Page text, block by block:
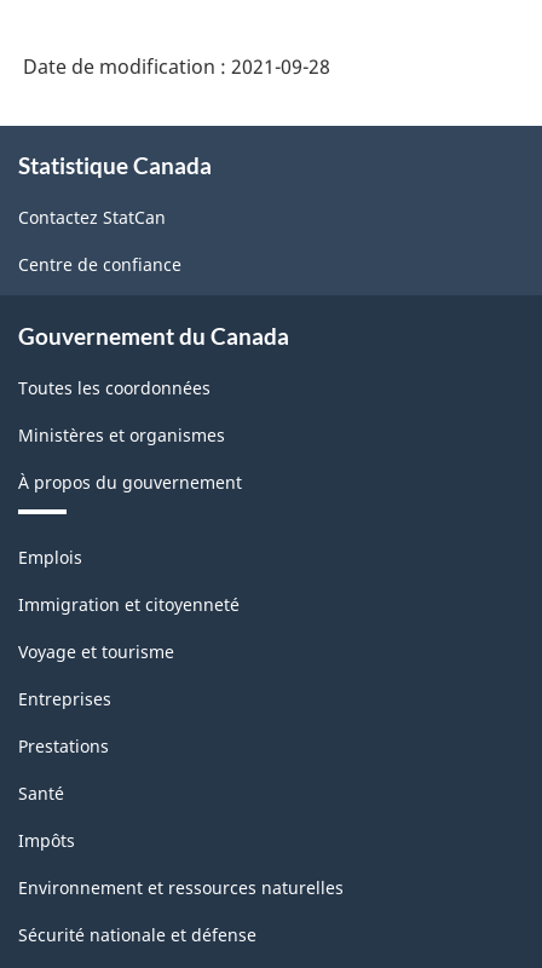
Date de modification : 2021-09-28
propos
ce
site
Statistique Canada
Contactez StatCan
Centre de confiance
Gouvernement du Canada
Toutes les coordonnées
Ministères et organismes
À propos du gouvernement
Thèmes
sujets
Emplois
Immigration et citoyenneté
Voyage et tourisme
Entreprises
Prestations
Santé
Impôts
Environnement et ressources naturelles
Sécurité nationale et défense